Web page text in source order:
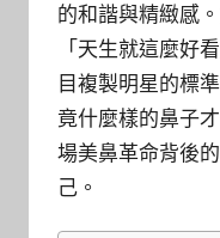
的和諧與精緻感
「天生就這麼好
目複製明星的標
竟什麼樣的鼻子
場美鼻革命背後
己。